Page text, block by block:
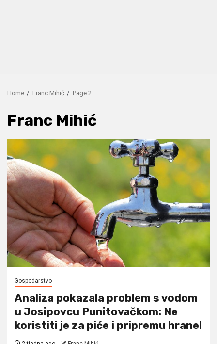
Home Franc Mihić Page 2
Franc Mihić
Gospodarstvo
Analiza pokazala problem s vodom
u Josipovcu Punitovačkom: Ne
koristiti je za piće i pripremu hrane!